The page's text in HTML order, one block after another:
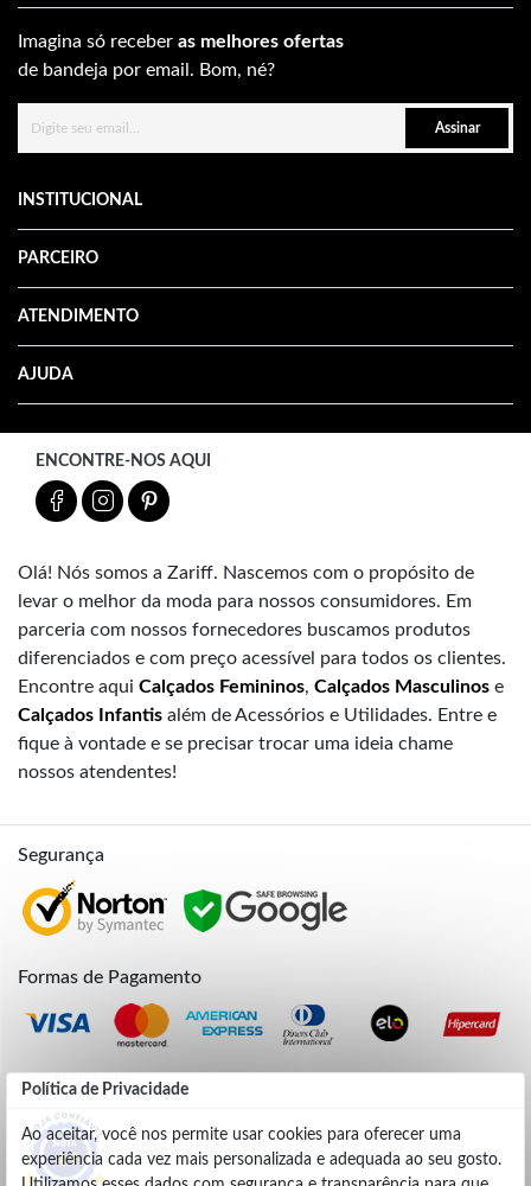
Política de Privacidade
Ao aceitar, você nos permite usar cookies para oferecer uma
experiência cada vez mais personalizada e adequada ao seu gosto.
Imagina só receber as melhores ofertas
de bandeja por email. Bom, né?
Assinar
INSTITUCIONAL
PARCEIRO
ATENDIMENTO
AJUDA
ENCONTRE-NOS AQUI
Olá! Nós somos a Zariff. Nascemos com o propósito de
levar o melhor da moda para nossos consumidores. Em
parceria com nossos fornecedores buscamos produtos
diferenciados e com preço acessível para todos os clientes.
Encontre aqui Calçados Femininos, Calçados Masculinos e
Calçados Infantis além de Acessórios e Utilidades. Entre e
fique à vontade e se precisar trocar uma ideia chame
nossos atendentes!
Segurança
Formas de Pagamento
Credibilidade
4.9